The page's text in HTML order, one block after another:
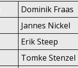
Dominik Fraas
Jannes Nickel
Erik Steep
Tomke Stenzel